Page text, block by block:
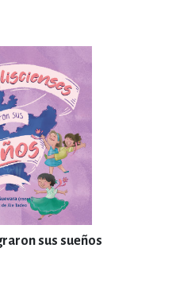
sus sueños